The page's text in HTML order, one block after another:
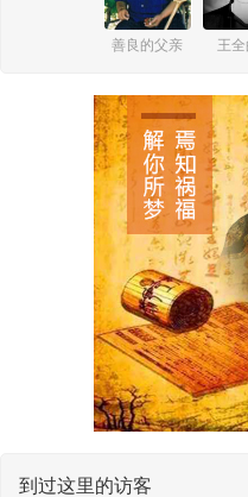
善良的父亲 王
到过这里的访客